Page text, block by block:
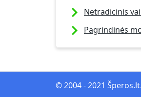
Netradicinis
Pagrindinės
© 2004 - 2021